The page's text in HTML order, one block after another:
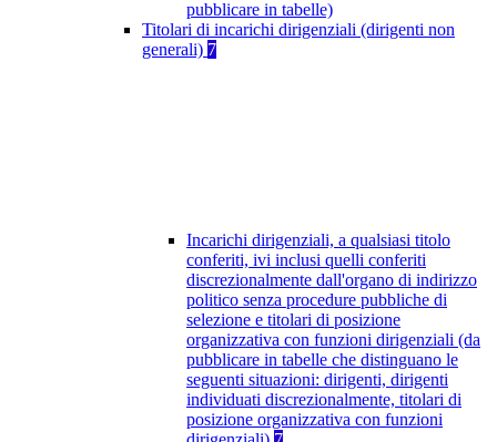
pubblicare in tabelle)
Titolari di incarichi dirigenziali (dirigenti non
generali) 7
Incarichi dirigenziali, a qualsiasi titolo
conferiti, ivi inclusi quelli conferiti
discrezionalmente dall'organo di indirizzo
politico senza procedure pubbliche di
selezione e titolari di posizione
organizzativa con funzioni dirigenziali (da
pubblicare in tabelle che distinguano le
seguenti situazioni: dirigenti, dirigenti
individuati discrezionalmente, titolari di
posizione organizzativa con funzioni